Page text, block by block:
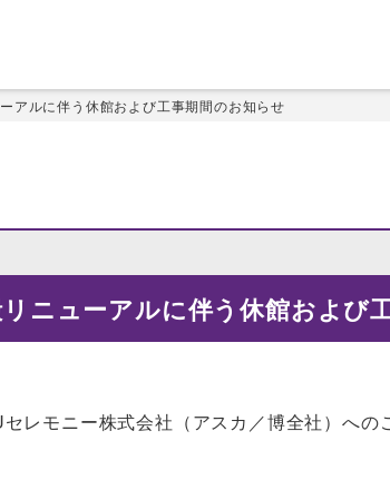
アルに伴う休館および工事期間のお知らせ
ニューアルに伴う休館および
レモニー株式会社（アスカ／博全社）へ